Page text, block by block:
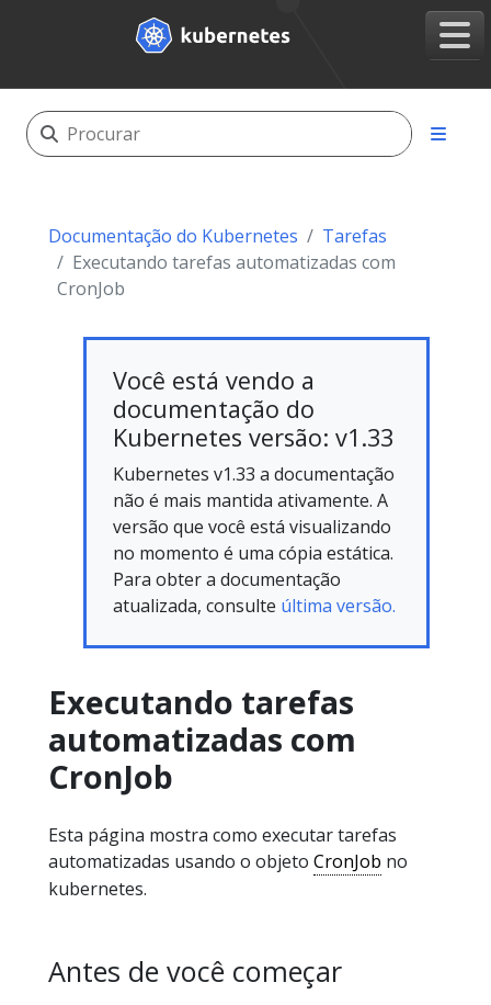
Documentação do Kubernetes
Tarefas
Executando tarefas automatizadas com
CronJob
Você está vendo a
documentação do
Kubernetes versão: v1.33
Kubernetes v1.33 a documentação
não é mais mantida ativamente. A
versão que você está visualizando
no momento é uma cópia estática.
Para obter a documentação
atualizada, consulte última versão.
Executando tarefas
automatizadas com
CronJob
Esta página mostra como executar tarefas
automatizadas usando o objeto CronJob no
kubernetes.
Antes de você começar